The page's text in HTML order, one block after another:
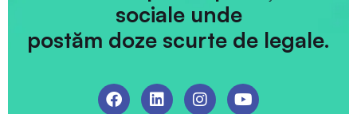
sociale unde
postăm doze scurte de legale.